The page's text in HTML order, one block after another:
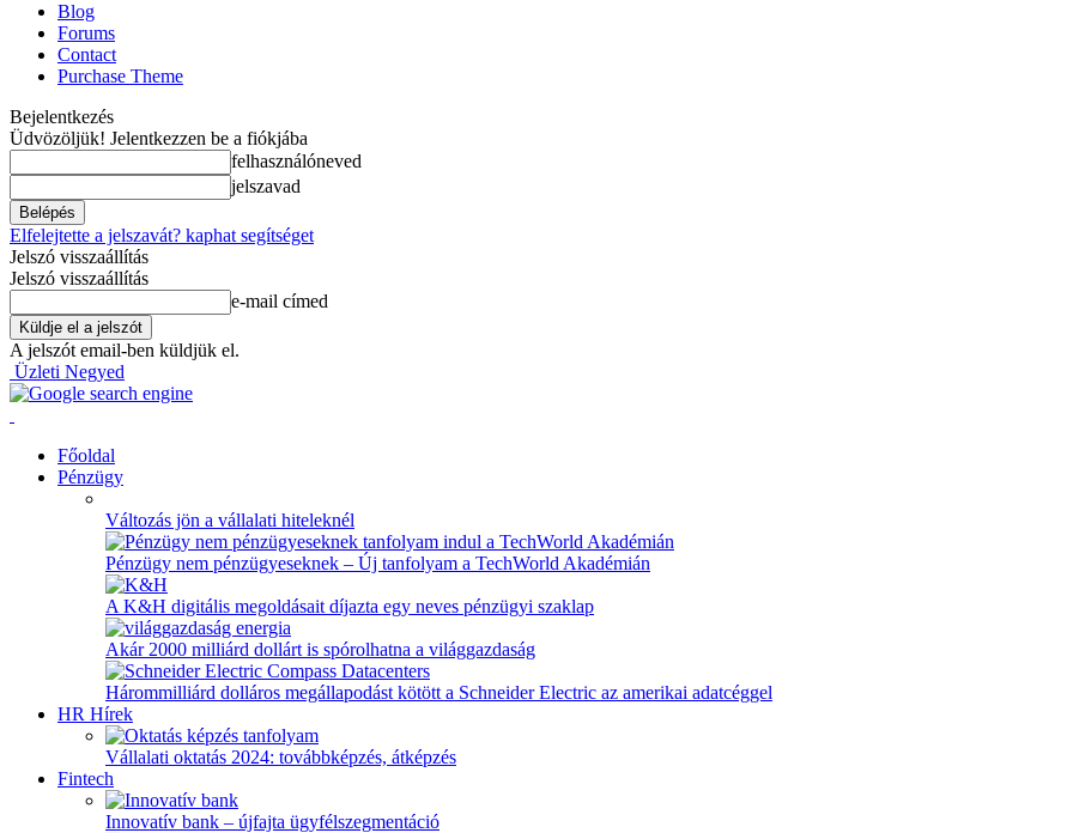
Blog
Forums
Contact
Purchase Theme
Bejelentkezés
Üdvözöljük! Jelentkezzen be a fiókjába
felhasználóneved
jelszavad
Elfelejtette a jelszavát? kaphat segítséget
Jelszó visszaállítás
Jelszó visszaállítás
e-mail címed
A jelszót email-ben küldjük el.
Üzleti Negyed
Főoldal
Pénzügy
Változás jön a vállalati hiteleknél
Pénzügy nem pénzügyeseknek – Új tanfolyam a TechWorld Akadémián
A K&H digitális megoldásait díjazta egy neves pénzügyi szaklap
Akár 2000 milliárd dollárt is spórolhatna a világgazdaság
Hárommilliárd dolláros megállapodást kötött a Schneider Electric az amerikai adatcéggel
HR Hírek
Vállalati oktatás 2024: továbbképzés, átképzés
Fintech
Innovatív bank – újfajta ügyfélszegmentáció